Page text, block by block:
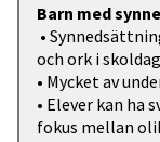
Barn med
•
och ork i
• Mycket av
• Elever kan ha
fokus mellan